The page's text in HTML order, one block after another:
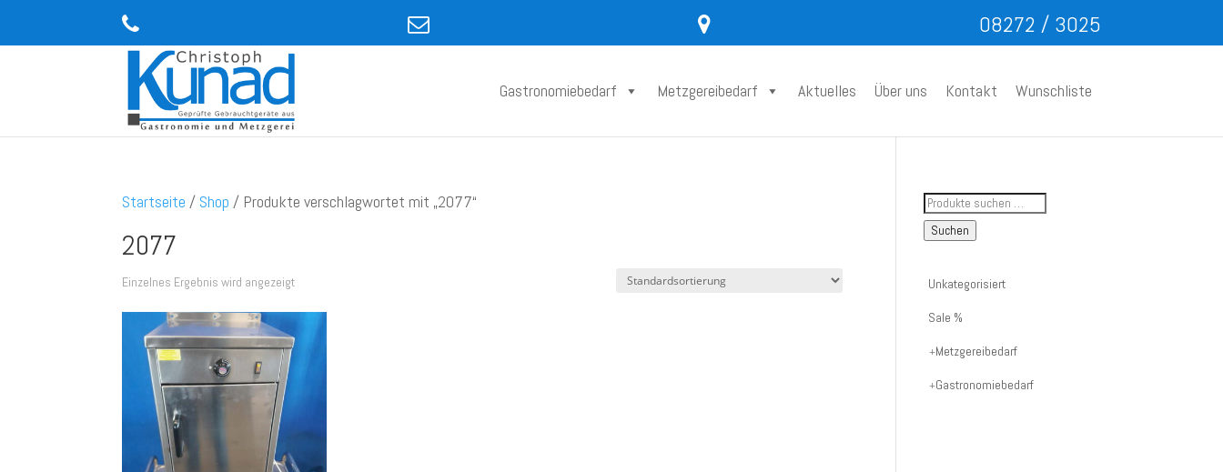
08272 / 3025
Gastronomiebedarf Metzgereibedarf Aktuelles Über uns Kontakt Wunschliste
Startseite / Shop / Produkte verschlagwortet mit „2077“
2077
Einzelnes Ergebnis wird angezeigt
Suche
nach
oder
Produktname:
Suchen
Unkategorisiert
Sale %
Metzgereibedarf
Gastronomiebedarf